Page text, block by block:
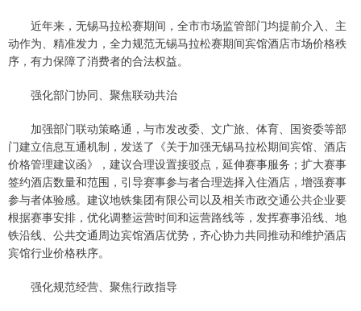
近年来，无锡马拉松赛期间，全市市场监管部门均提前介入、主
动作为、精准发力，全力规范无锡马拉松赛期间宾馆酒店市场价格秩
序，有力保障了消费者的合法权益。
强化部门协同、聚焦联动共治
加强部门联动策略通，与市发改委、文广旅、体育、国资委等部
门建立信息互通机制，发送了《关于加强无锡马拉松期间宾馆、酒店
价格管理建议函》，建议合理设置接驳点，延伸赛事服务；扩大赛事
签约酒店数量和范围，引导赛事参与者合理选择入住酒店，增强赛事
参与者体验感。建议地铁集团有限公司以及相关市政交通公共企业要
根据赛事安排，优化调整运营时间和运营路线等，发挥赛事沿线、地
铁沿线、公共交通周边宾馆酒店优势，齐心协力共同推动和维护酒店
宾馆行业价格秩序。
强化规范经营、聚焦行政指导